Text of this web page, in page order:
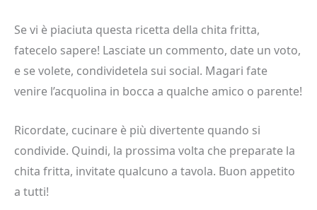
Se vi è piaciuta questa ricetta della chita fritta,
fatecelo sapere! Lasciate un commento, date un voto,
e se volete, condividetela sui social. Magari fate
venire l’acquolina in bocca a qualche amico o parente!
Ricordate, cucinare è più divertente quando si
condivide. Quindi, la prossima volta che preparate la
chita fritta, invitate qualcuno a tavola. Buon appetito
a tutti!